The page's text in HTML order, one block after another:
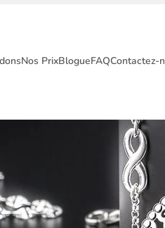
Nos PrixBlogueFAQContactez-